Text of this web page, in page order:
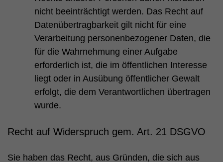
nicht beeinträchtigt werden. Das Recht auf
Datenübertragbarkeit gilt nicht für eine
Verarbeitung personenbezogener Daten, die
für die Wahrnehmung einer Aufgabe
erforderlich ist, die im öffentlichen Interesse
liegt oder in Ausübung öffentlicher Gewalt
erfolgt, die dem Verantwortlichen übertragen
wurde.
Recht auf Widerspruch gem. Art. 21 DSGVO
Sie haben das Recht, aus Gründen, die sich aus